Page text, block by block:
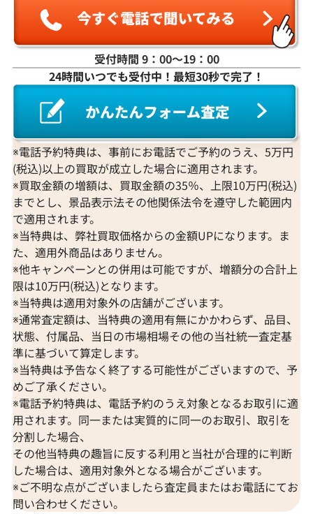
受付時間 9：00〜19：00
24時間いつでも受付中！最短30秒で完了！
※電話予約特典は、事前にお電話でご予約のうえ、5万円
(税込)以上の買取が成立した場合に適用されます。
※買取金額の増額は、買取金額の35％、上限10万円(税込)
までとし、景品表示法その他関係法令を遵守した範囲内
で適用されます。
※当特典は、弊社買取価格からの金額UPになります。ま
た、適用外商品はありません。
※他キャンペーンとの併用は可能ですが、増額分の合計上
限は10万円(税込)となります。
※当特典は適用対象外の店舗がございます。
※通常査定額は、当特典の適用有無にかかわらず、品目、
状態、付属品、当日の市場相場その他の当社統一査定基
準に基づいて算定します。
※当特典は予告なく終了する可能性がございますので、予
めご了承ください。
※電話予約特典は、電話予約のうえ対象となるお取引に適
用されます。同一または実質的に同一のお取引、取引を
分割した場合、
その他当特典の趣旨に反する利用と当社が合理的に判断
した場合は、適用対象外となる場合がございます。
※ご不明な点がございましたら査定員またはお電話にてお
問い合わせください。